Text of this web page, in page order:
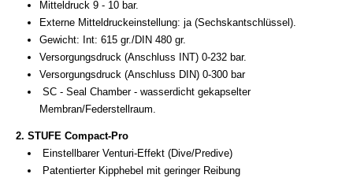
Mitteldruck 9 - 10 bar.
Externe Mitteldruckeinstellung: ja (Sechskantschlüssel).
Gewicht: Int: 615 gr./DIN 480 gr.
Versorgungsdruck (Anschluss INT) 0-232 bar.
Versorgungsdruck (Anschluss DIN) 0-300 bar
SC - Seal Chamber - wasserdicht gekapselter
Membran/Federstellraum.
2. STUFE Compact-Pro
Einstellbarer Venturi-Effekt (Dive/Predive)
Patentierter Kipphebel mit geringer Reibung